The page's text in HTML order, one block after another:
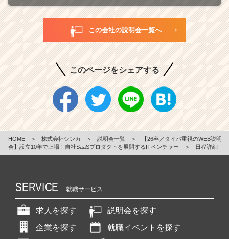
この会社の説明会一覧へ
このページをシェアする
HOME ＞ 株式会社シンカ ＞ 説明会一覧 ＞
【26卒／タイパ重視のWEB説明
会】設立10年で上場！自社SaaSプロダクトを展開するITベンチャー
＞ 日程詳細
SERVICE 就職サービス
求人を探す
説明会を探す
企業を探す
就職イベントを探す